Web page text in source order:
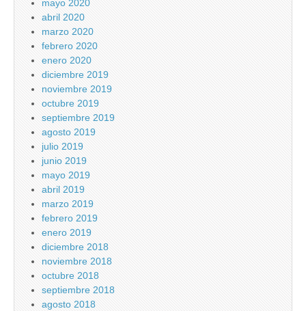
mayo 2020
abril 2020
marzo 2020
febrero 2020
enero 2020
diciembre 2019
noviembre 2019
octubre 2019
septiembre 2019
agosto 2019
julio 2019
junio 2019
mayo 2019
abril 2019
marzo 2019
febrero 2019
enero 2019
diciembre 2018
noviembre 2018
octubre 2018
septiembre 2018
agosto 2018